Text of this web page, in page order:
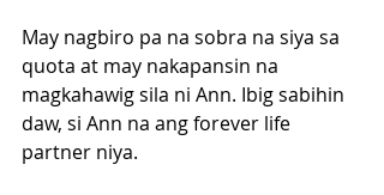
May nagbiro pa na sobra na siya sa
quota at may nakapansin na
magkahawig sila ni Ann. Ibig sabihin
daw, si Ann na ang forever life
partner niya.